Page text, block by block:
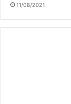
11/08/2021